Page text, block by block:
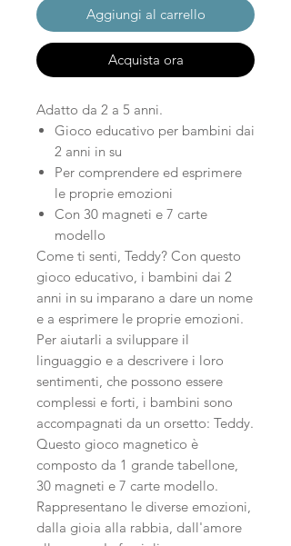
Aggiungi al carrello
Acquista ora
Adatto da 2 a 5 anni.
Gioco educativo per bambini dai
2 anni in su
Per comprendere ed esprimere
le proprie emozioni
Con 30 magneti e 7 carte
modello
Come ti senti, Teddy? Con questo
gioco educativo, i bambini dai 2
anni in su imparano a dare un nome
e a esprimere le proprie emozioni.
Per aiutarli a sviluppare il
linguaggio e a descrivere i loro
sentimenti, che possono essere
complessi e forti, i bambini sono
accompagnati da un orsetto: Teddy.
Questo gioco magnetico è
composto da 1 grande tabellone,
30 magneti e 7 carte modello.
Rappresentano le diverse emozioni,
dalla gioia alla rabbia, dall'amore